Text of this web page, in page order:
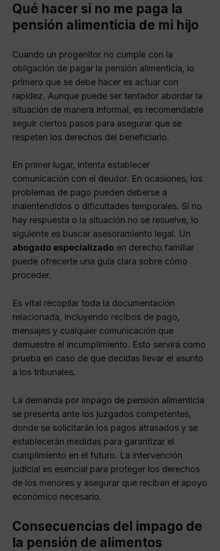
Qué hacer si no me paga la
pensión alimenticia de mi hijo
Cuando un progenitor no cumple con la
obligación de pagar la pensión alimenticia, lo
primero que se debe hacer es actuar con
rapidez. Aunque puede ser tentador abordar la
situación de manera informal, es recomendable
seguir ciertos pasos para asegurar que se
respeten los derechos del beneficiario.
En primer lugar, intenta establecer
comunicación con el deudor. En ocasiones, los
problemas de pago pueden deberse a
malentendidos o dificultades temporales. Si no
hay respuesta o la situación no se resuelve, lo
siguiente es buscar asesoramiento legal. Un
abogado especializado en derecho familiar
puede ofrecerte una guía clara sobre cómo
proceder.
Es vital recopilar toda la documentación
relacionada, incluyendo recibos de pago,
mensajes y cualquier comunicación que
demuestre el incumplimiento. Esto servirá como
prueba en caso de que decidas llevar el asunto
a los tribunales.
La demanda por impago de pensión alimenticia
se presenta ante los juzgados competentes,
donde se solicitarán los pagos atrasados y se
establecerán medidas para garantizar el
cumplimiento en el futuro. La intervención
judicial es esencial para proteger los derechos
de los menores y asegurar que reciban el apoyo
económico necesario.
Consecuencias del impago de
la pensión de alimentos